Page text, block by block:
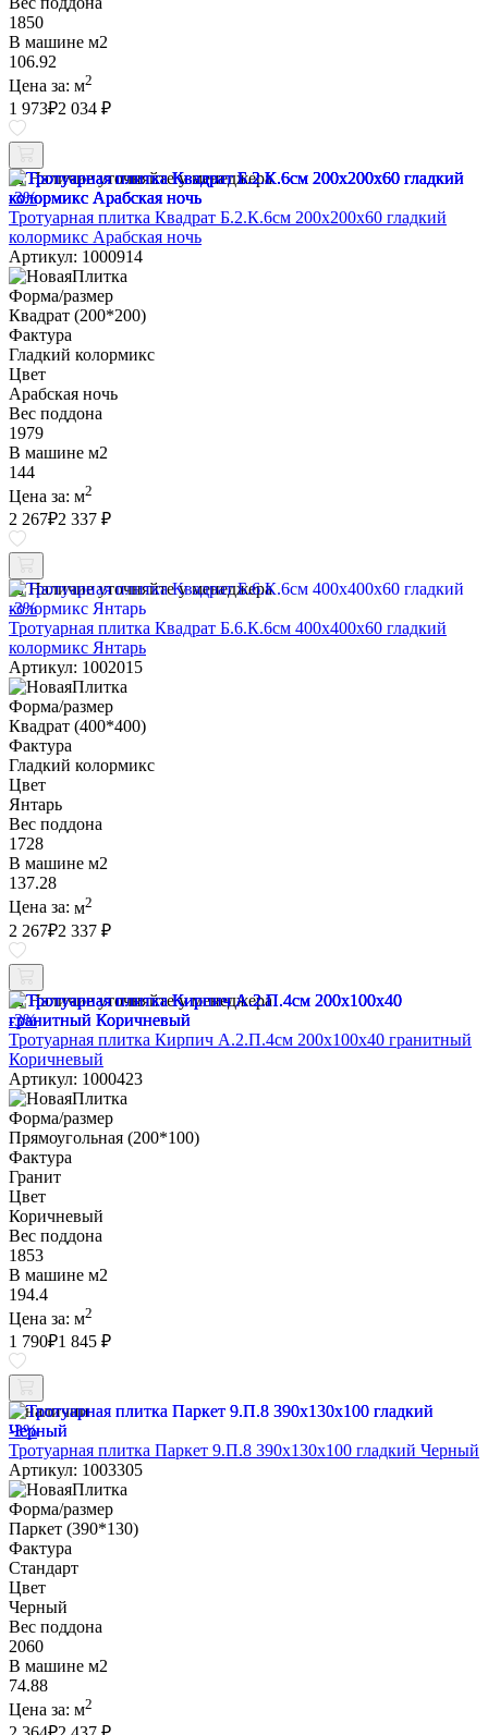
1850
В машине м2
106.92
Цена за: м2
1 973₽2 034 ₽
Наличие уточняйте у менеджера
-3%
Тротуарная плитка Квадрат Б.2.К.6см 200х200х60 гладкий
колормикс Арабская ночь
Артикул: 1000914
Форма/размер
Квадрат (200*200)
Фактура
Гладкий колормикс
Цвет
Арабская ночь
Вес поддона
1979
В машине м2
144
Цена за: м2
2 267₽2 337 ₽
Наличие уточняйте у менеджера
-3%
Тротуарная плитка Квадрат Б.6.К.6см 400х400х60 гладкий
колормикс Янтарь
Артикул: 1002015
Форма/размер
Квадрат (400*400)
Фактура
Гладкий колормикс
Цвет
Янтарь
Вес поддона
1728
В машине м2
137.28
Цена за: м2
2 267₽2 337 ₽
Наличие уточняйте у менеджера
-3%
Тротуарная плитка Кирпич А.2.П.4см 200х100х40 гранитный
Коричневый
Артикул: 1000423
Форма/размер
Прямоугольная (200*100)
Фактура
Гранит
Цвет
Коричневый
Вес поддона
1853
В машине м2
194.4
Цена за: м2
1 790₽1 845 ₽
В наличии
-3%
Тротуарная плитка Паркет 9.П.8 390х130х100 гладкий Черный
Артикул: 1003305
Форма/размер
Паркет (390*130)
Фактура
Стандарт
Цвет
Черный
Вес поддона
2060
В машине м2
74.88
Цена за: м2